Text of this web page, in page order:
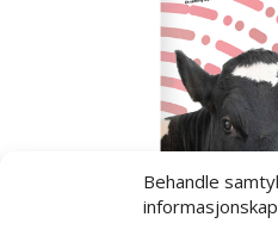
Behandle